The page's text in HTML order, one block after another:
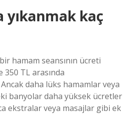
yıkanmak kaç
hamam seansının ücreti
TL arasında
daha lüks hamamlar veya
banyolar daha yüksek ücretler
ekstralar veya masajlar gibi ek